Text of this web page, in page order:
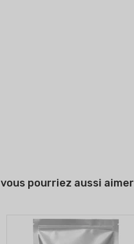
vous pourriez aussi aimer